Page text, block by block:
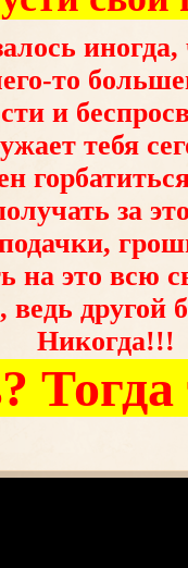
то
и
тебя
за
на это всю
другой
Никогда!!!